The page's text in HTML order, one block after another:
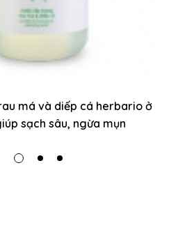
má và diếp cá herbario ở
sạch sâu, ngừa mụn